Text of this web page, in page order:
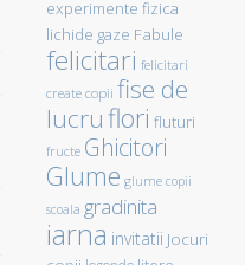
experimente fizica
lichide gaze Fabule
felicitari felicitari
create copii fise de
lucruflori fluturi
fructe Ghicitori
Glume glume copii
scoala gradinita
iarna invitatii Jocuri